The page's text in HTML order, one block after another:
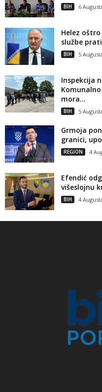
BIH 6
Helez
službe
BIH 5
Inspekcija
mora...
BIH 5
Grmoja
granici,
REGION 4
Efendić
višeslojnu
BIH 4